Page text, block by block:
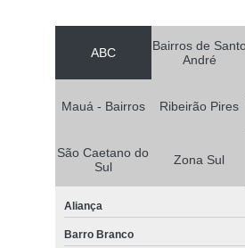
ABC
Bairros de
André
Mauá - Bairros Ribeirão Pires
São Caetano do
Sul
Zona Sul
Aliança
Barro Branco